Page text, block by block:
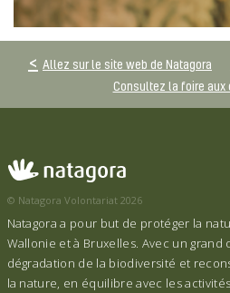
Allez sur le site web de Natagora
Consultez la foire aux
© Natagora Volontariat 2026
Natagora a pour but de protéger la
Wallonie et à Bruxelles. Avec un grand
dégradation de la biodiversité et
la nature, en équilibre avec les